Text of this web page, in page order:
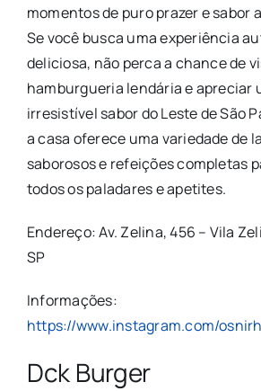
momentos de puro prazer e sabor
Se você busca uma experiência
deliciosa, não perca a chance de
hamburgueria lendária e apreciar
irresistível sabor do Leste de São
a casa oferece uma variedade de
saborosos e refeições completas
todos os paladares e apetites.
Endereço: Av. Zelina, 456 – Vila
SP
Informações:
https://www.instagram.com/
Dck Burger